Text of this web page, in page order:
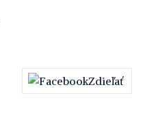
Zdieľať